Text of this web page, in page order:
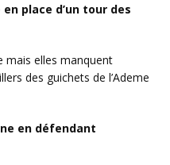
place d’un tour des
mais elles manquent
des guichets de l’Ademe
en défendant